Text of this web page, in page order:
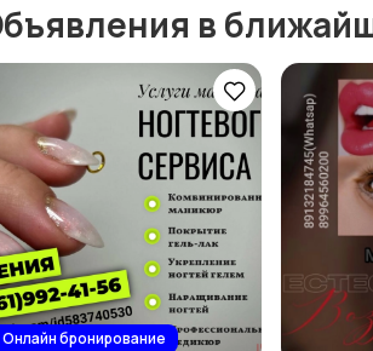
в
Онлайн бронирование